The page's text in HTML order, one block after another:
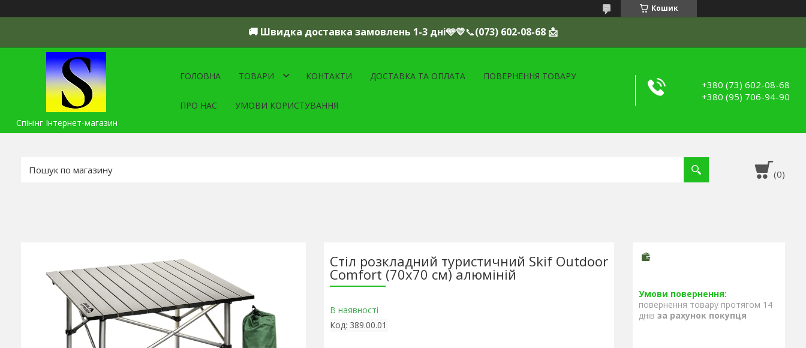
Кошик
🚚 Швидка доставка замовлень 1-3 дні🩵💛📞(073) 602-08-68 📩
Спінінг Інтернет-магазин
ГОЛОВНА ТОВАРИ КОНТАКТИ ДОСТАВКА ТА ОПЛАТА ПОВЕРНЕННЯ ТОВАРУ
ПРО НАС УМОВИ КОРИСТУВАННЯ
+380 (73) 602-08-68
+380 (95) 706-94-90
Стіл розкладний туристичний Skif Outdoor
Comfort (70х70 см) алюміній
В наявності
Код: 389.00.01
повернення товару протягом 14
днів за рахунок покупця